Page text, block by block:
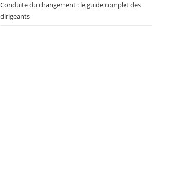
Conduite du changement : le guide complet des
dirigeants